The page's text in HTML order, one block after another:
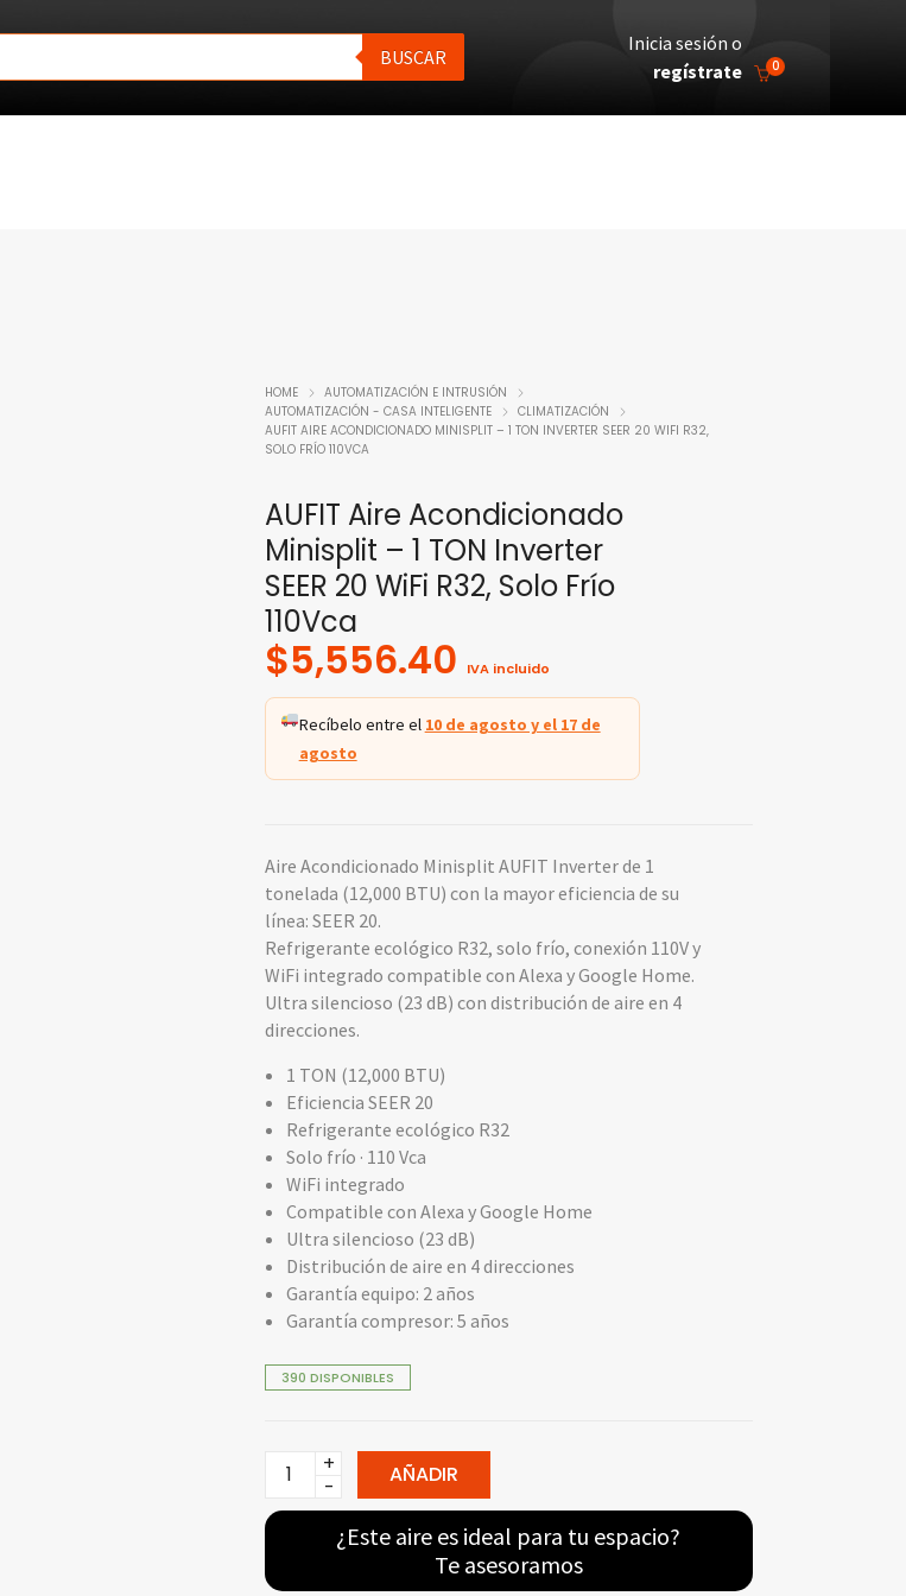
BUSCAR
Inicia sesión o
regístrate
0
HOME
AUTOMATIZACIÓN E INTRUSIÓN
AUTOMATIZACIÓN - CASA INTELIGENTE
CLIMATIZACIÓN
AUFIT AIRE ACONDICIONADO MINISPLIT – 1 TON INVERTER SEER 20 WIFI R32,
SOLO FRÍO 110VCA
AUFIT Aire Acondicionado
Minisplit – 1 TON Inverter
SEER 20 WiFi R32, Solo Frío
110Vca
$5,556.40 IVA incluido
Recíbelo entre el 10 de agosto y el 17 de
agosto
Aire Acondicionado Minisplit AUFIT Inverter de 1
tonelada (12,000 BTU) con la mayor eficiencia de su
línea: SEER 20.
Refrigerante ecológico R32, solo frío, conexión 110V y
WiFi integrado compatible con Alexa y Google Home.
Ultra silencioso (23 dB) con distribución de aire en 4
direcciones.
1 TON (12,000 BTU)
Eficiencia SEER 20
Refrigerante ecológico R32
Solo frío · 110 Vca
WiFi integrado
Compatible con Alexa y Google Home
Ultra silencioso (23 dB)
Distribución de aire en 4 direcciones
Garantía equipo: 2 años
Garantía compresor: 5 años
390 DISPONIBLES
AUFIT
Acondicionado
Minisplit
-
AÑADIR
¿Este aire es ideal para tu espacio?
Te asesoramos